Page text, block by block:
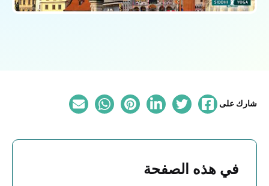
شارك على
في هذه الصفحة